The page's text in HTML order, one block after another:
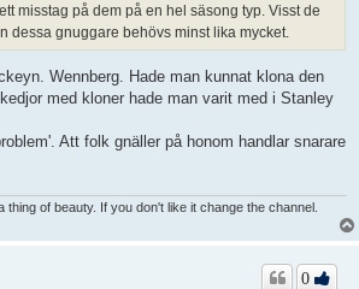
misstag på dem på en hel säsong typ. Visst de
dessa gnuggare behövs minst lika mycket.
Wennberg. Hade man kunnat klona den
med kloner hade man varit med i Stanley
Att folk gnäller på honom handlar snarare
thing of beauty. If you don't like it change the channel.
0